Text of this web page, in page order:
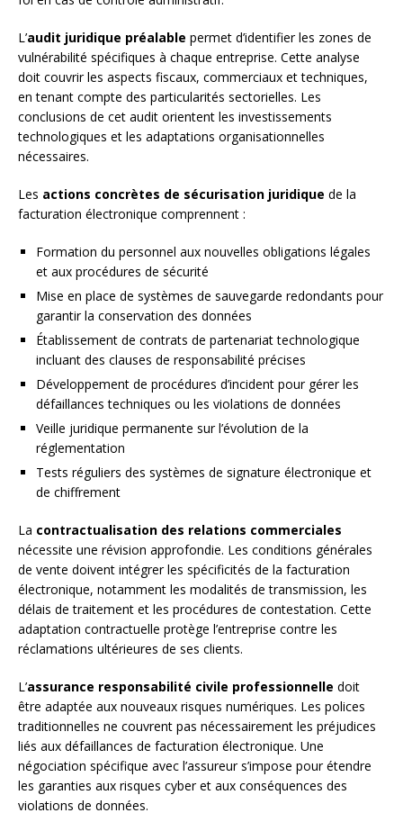
L’audit juridique préalable permet d’identifier les zones de
vulnérabilité spécifiques à chaque entreprise. Cette analyse
doit couvrir les aspects fiscaux, commerciaux et techniques,
en tenant compte des particularités sectorielles. Les
conclusions de cet audit orientent les investissements
technologiques et les adaptations organisationnelles
nécessaires.
Les actions concrètes de sécurisation juridique de la
facturation électronique comprennent :
Formation du personnel aux nouvelles obligations légales
et aux procédures de sécurité
Mise en place de systèmes de sauvegarde redondants pour
garantir la conservation des données
Établissement de contrats de partenariat technologique
incluant des clauses de responsabilité précises
Développement de procédures d’incident pour gérer les
défaillances techniques ou les violations de données
Veille juridique permanente sur l’évolution de la
réglementation
Tests réguliers des systèmes de signature électronique et
de chiffrement
La contractualisation des relations commerciales
nécessite une révision approfondie. Les conditions générales
de vente doivent intégrer les spécificités de la facturation
électronique, notamment les modalités de transmission, les
délais de traitement et les procédures de contestation. Cette
adaptation contractuelle protège l’entreprise contre les
réclamations ultérieures de ses clients.
L’assurance responsabilité civile professionnelle doit
être adaptée aux nouveaux risques numériques. Les polices
traditionnelles ne couvrent pas nécessairement les préjudices
liés aux défaillances de facturation électronique. Une
négociation spécifique avec l’assureur s’impose pour étendre
les garanties aux risques cyber et aux conséquences des
violations de données.